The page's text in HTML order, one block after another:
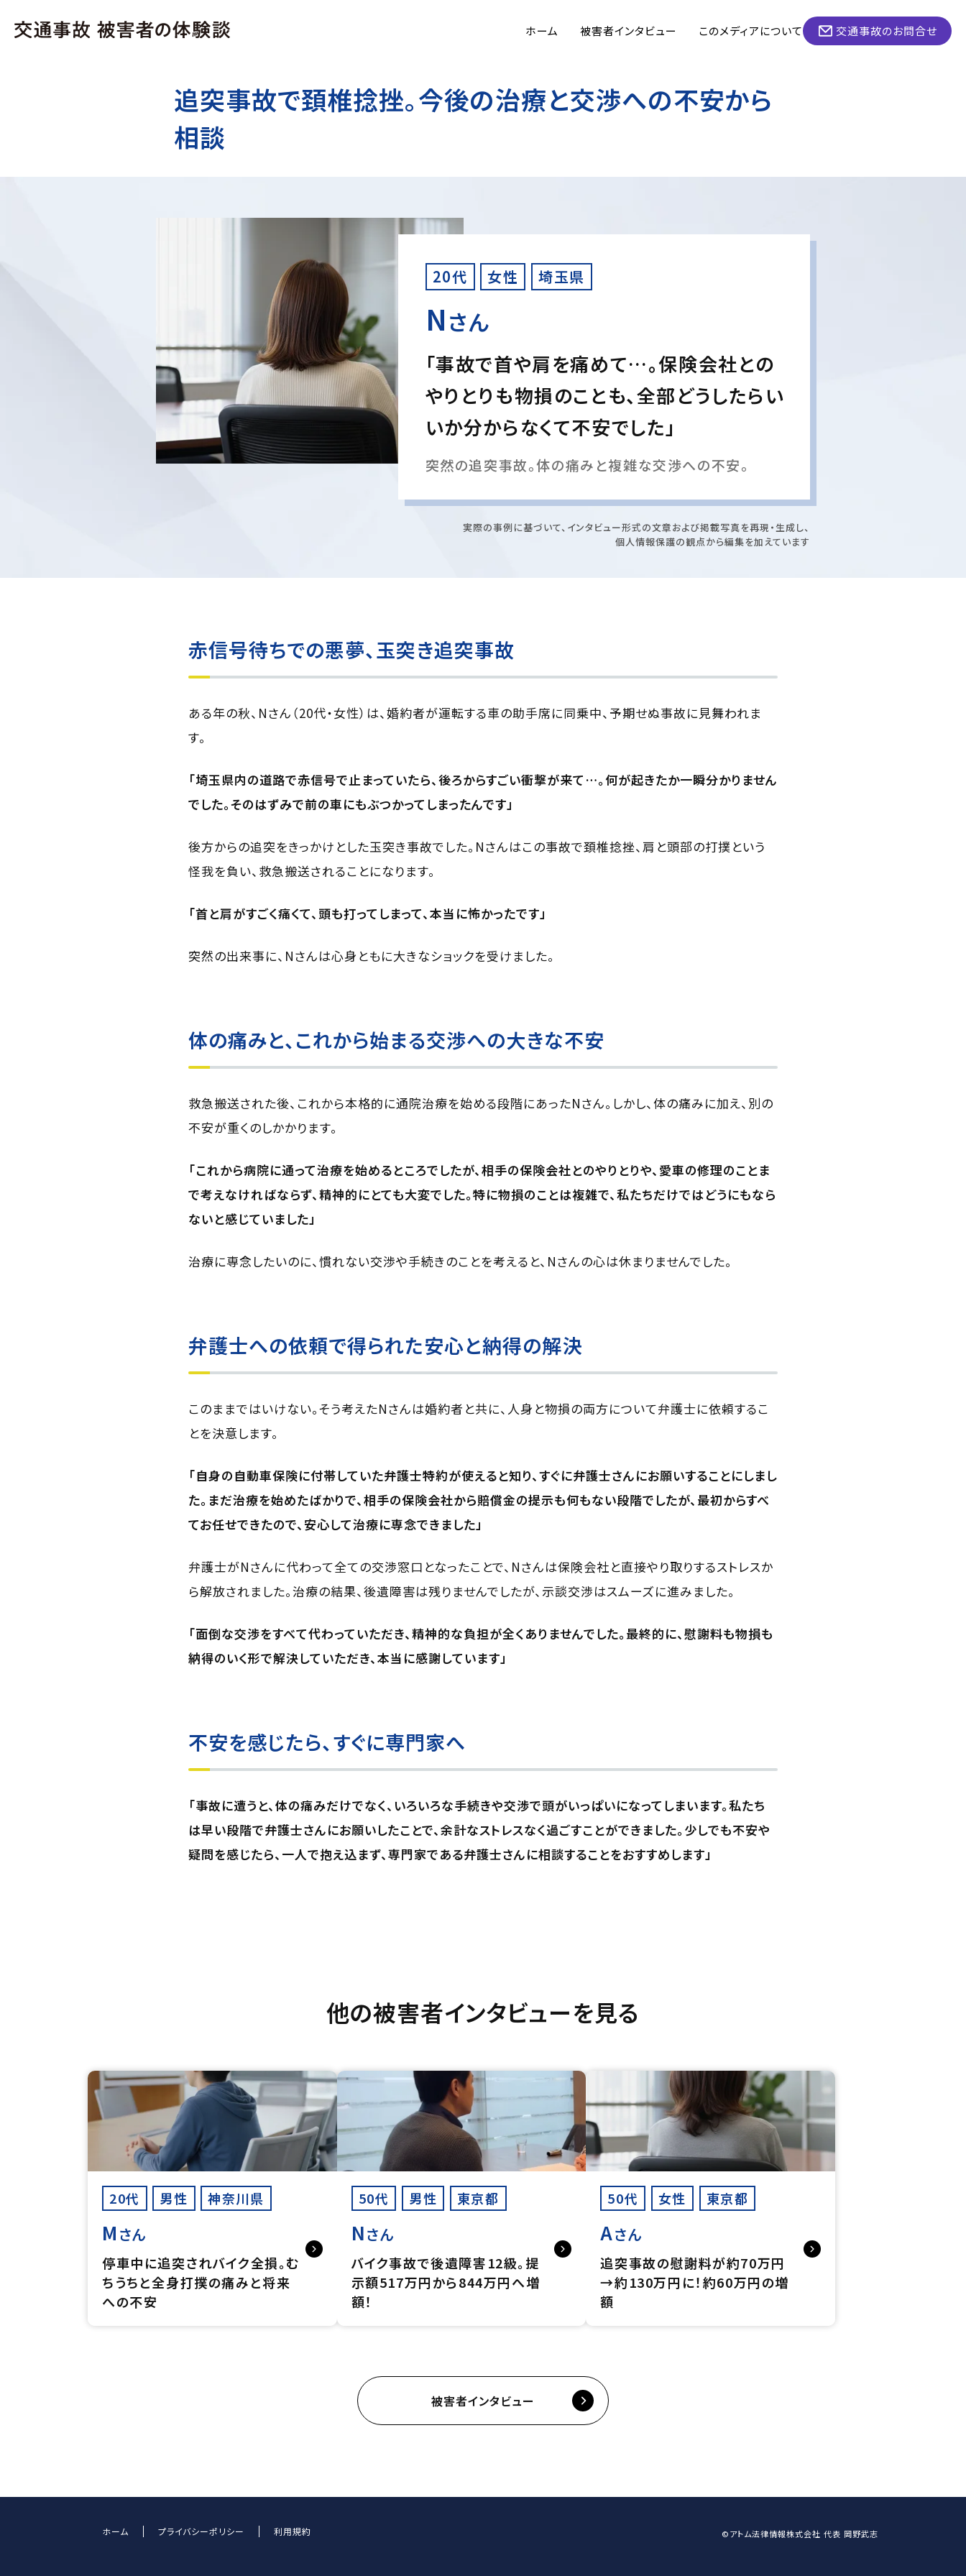
ホーム 被害者インタビュー このメディアについて 交通事故のお問合せ
追突事故で頚椎捻挫。今後の治療と交渉への不安から
相談
20代 女性 埼玉県
Nさん
「事故で首や肩を痛めて…。保険会社との
やりとりも物損のことも、全部どうしたらい
いか分からなくて不安でした」
突然の追突事故。体の痛みと複雑な交渉への不安。
実際の事例に基づいて、インタビュー形式の文章および掲載写真を再現・生成し、
個人情報保護の観点から編集を加えています
赤信号待ちでの悪夢、玉突き追突事故
ある年の秋、Nさん（20代・女性）は、婚約者が運転する車の助手席に同乗中、予期せぬ事故に見舞われま
す。
「埼玉県内の道路で赤信号で止まっていたら、後ろからすごい衝撃が来て…。何が起きたか一瞬分かりません
でした。そのはずみで前の車にもぶつかってしまったんです」
後方からの追突をきっかけとした玉突き事故でした。Nさんはこの事故で頚椎捻挫、肩と頭部の打撲という
怪我を負い、救急搬送されることになります。
「首と肩がすごく痛くて、頭も打ってしまって、本当に怖かったです」
突然の出来事に、Nさんは心身ともに大きなショックを受けました。
体の痛みと、これから始まる交渉への大きな不安
救急搬送された後、これから本格的に通院治療を始める段階にあったNさん。しかし、体の痛みに加え、別の
不安が重くのしかかります。
「これから病院に通って治療を始めるところでしたが、相手の保険会社とのやりとりや、愛車の修理のことま
で考えなければならず、精神的にとても大変でした。特に物損のことは複雑で、私たちだけではどうにもなら
ないと感じていました」
治療に専念したいのに、慣れない交渉や手続きのことを考えると、Nさんの心は休まりませんでした。
弁護士への依頼で得られた安心と納得の解決
このままではいけない。そう考えたNさんは婚約者と共に、人身と物損の両方について弁護士に依頼するこ
とを決意します。
「自身の自動車保険に付帯していた弁護士特約が使えると知り、すぐに弁護士さんにお願いすることにしまし
た。まだ治療を始めたばかりで、相手の保険会社から賠償金の提示も何もない段階でしたが、最初からすべ
てお任せできたので、安心して治療に専念できました」
弁護士がNさんに代わって全ての交渉窓口となったことで、Nさんは保険会社と直接やり取りするストレスか
ら解放されました。治療の結果、後遺障害は残りませんでしたが、示談交渉はスムーズに進みました。
「面倒な交渉をすべて代わっていただき、精神的な負担が全くありませんでした。最終的に、慰謝料も物損も
納得のいく形で解決していただき、本当に感謝しています」
不安を感じたら、すぐに専門家へ
「事故に遭うと、体の痛みだけでなく、いろいろな手続きや交渉で頭がいっぱいになってしまいます。私たち
は早い段階で弁護士さんにお願いしたことで、余計なストレスなく過ごすことができました。少しでも不安や
疑問を感じたら、一人で抱え込まず、専門家である弁護士さんに相談することをおすすめします」
他の被害者インタビューを見る
20代 男性 神奈川県
M さん
停車中に追突されバイク全損。む
ちうちと全身打撲の痛みと将来
への不安
50代 男性 東京都
Nさん
バイク事故で後遺障害12級。提
示額517万円から844万円へ増
額！
50代 女性 東京都
Aさん
追突事故の慰謝料が約70万円
→約130万円に！約60万円の増
額
被害者インタビュー
ホーム プライバシーポリシー 利用規約 ©アトム法律情報株式会社 代表 岡野武志